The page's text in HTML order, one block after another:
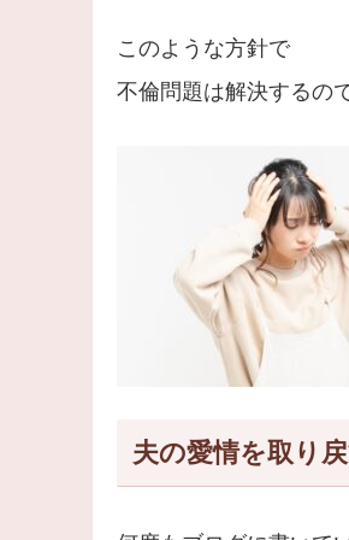
このような方針で
不倫問題は解決するの
夫の愛情を取り